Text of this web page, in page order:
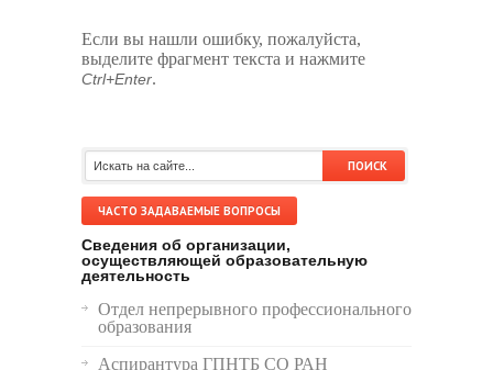
Если вы нашли ошибку, пожалуйста,
выделите фрагмент текста и нажмите
Ctrl+Enter.
ЧАСТО ЗАДАВАЕМЫЕ ВОПРОСЫ
Сведения об организации,
осуществляющей образовательную
деятельность
Отдел непрерывного профессионального
образования
Аспирантура ГПНТБ СО РАН